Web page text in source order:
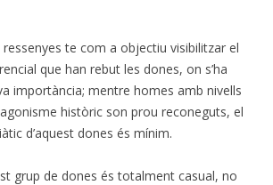
te com a objectiu visibilitzar el
que han rebut les dones, on s’ha
importància; mentre homes amb nivells
històric son prou reconeguts, el
d’aquest dones és mínim.
grup de dones és totalment casual, no